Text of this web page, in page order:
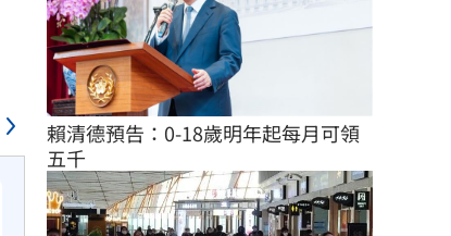
賴清德預告：0-18歲明年起每月可領
五千